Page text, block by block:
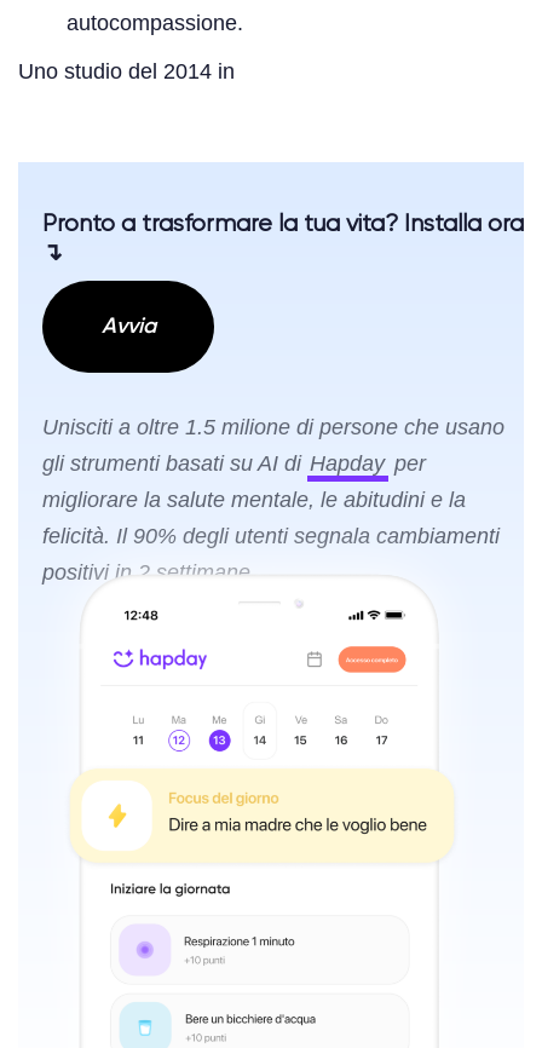
autocompassione.
Uno studio del 2014 in
Pronto a trasformare la tua vita? Installa ora
↴
Avvia
Unisciti a oltre 1.5 milione di persone che usano
gli strumenti basati su AI di Hapday per
migliorare la salute mentale, le abitudini e la
felicità. Il 90% degli utenti segnala cambiamenti
positivi in 2 settimane.